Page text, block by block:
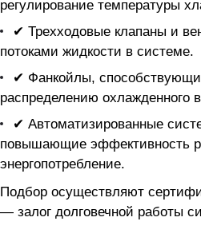
регулирование температуры
✔ Трехходовые клапаны и
потоками жидкости в системе.
✔ Фанкойлы,
распределению охлажденного
✔ Автоматизированные
повышающие эффективность
энергопотребление.
Подбор осуществляют
— залог долговечной работы